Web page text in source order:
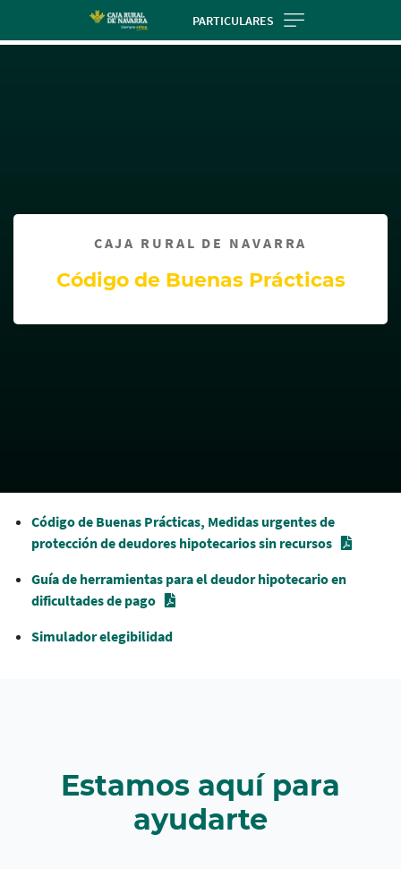
PARTICULARES
CAJA RURAL DE NAVARRA
Código de Buenas Prácticas
Código de Buenas Prácticas, Medidas urgentes de
protección de deudores hipotecarios sin recursos
Guía de herramientas para el deudor hipotecario en
dificultades de pago
Simulador elegibilidad
Estamos aquí para
ayudarte